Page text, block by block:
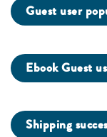
Guest user
Ebook Guest
Shipping